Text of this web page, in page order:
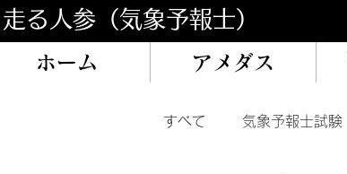
​走る人参（気象予報士）
ホーム アメダス
すべて 気象予報士試験